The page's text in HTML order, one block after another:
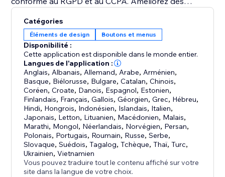
solution légère, rapide et conviviale de Readable,
compatible avec tous les navigateurs modernes et les
sites web avec ou sans CMS. L'avenir des expériences
en ligne inclusives commence ici.
Catégories
Éléments de design Boutons et menus
Disponibilité :
Cette application est disponible dans le monde entier.
Langues de l'application :
Anglais, Albanais, Allemand, Arabe, Arménien,
Basque, Biélorusse, Bulgare,Catalan,Chinois,
Coréen,Croate, Danois, Espagnol, Estonien,
Finlandais, Français,Gallois,Géorgien,Grec, Hébreu,
Hindi, Hongrois, Indonésien, Islandais, Italien,
Japonais, Letton, Lituanien, Macédonien, Malais,
Marathi, Mongol, Néerlandais, Norvégien, Persan,
Polonais, Portugais, Roumain, Russe,Serbe,
Slovaque,Suédois,Tagalog,Tchèque,Thaï,Turc,
Ukrainien,Vietnamien
Vous pouvez traduire tout le contenu affiché sur votre
site dans la langue de votre choix.